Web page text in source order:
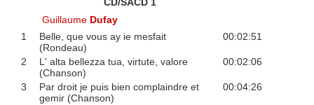
CD/SACD 1
Guillaume Dufay
1
Belle, que vous ay ie mesfait
(Rondeau)
00:02:51
2
L' alta bellezza tua, virtute, valore
(Chanson)
00:02:06
3
Par droit je puis bien complaindre et
gemir (Chanson)
00:04:26